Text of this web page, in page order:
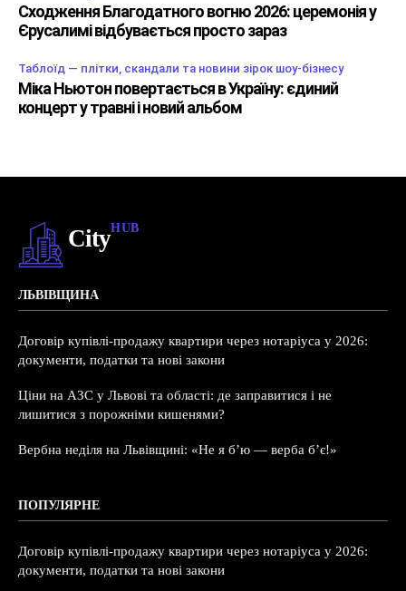
Сходження Благодатного вогню 2026: церемонія у
Єрусалимі відбувається просто зараз
Таблоїд — плітки, скандали та новини зірок шоу-бізнесу
Міка Ньютон повертається в Україну: єдиний
концерт у травні і новий альбом
CityHUB
ЛЬВІВЩИНА
Договір купівлі-продажу квартири через нотаріуса у 2026:
документи, податки та нові закони
Ціни на АЗС у Львові та області: де заправитися і не
лишитися з порожніми кишенями?
Вербна неділя на Львівщині: «Не я б’ю — верба б’є!»
ПОПУЛЯРНЕ
Договір купівлі-продажу квартири через нотаріуса у 2026:
документи, податки та нові закони